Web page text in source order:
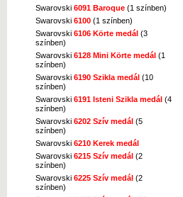
Swarovski 6091 Baroque (1 színben)
Swarovski 6100 (1 színben)
Swarovski 6106 Körte medál (3
színben)
Swarovski 6128 Mini Körte medál (1
színben)
Swarovski 6190 Szikla medál (10
színben)
Swarovski 6191 Isteni Szikla medál (4
színben)
Swarovski 6202 Szív medál (5
színben)
Swarovski 6210 Kerek medál
Swarovski 6215 Szív medál (2
színben)
Swarovski 6225 Szív medál (2
színben)